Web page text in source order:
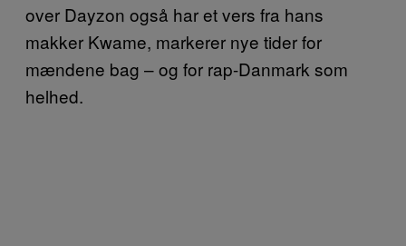
over Dayzon også har et vers fra hans
makker Kwame, markerer nye tider for
mændene bag – og for rap-Danmark som
helhed.